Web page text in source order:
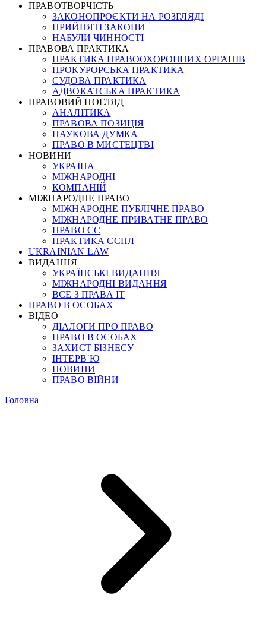
ПРАВОТВОРЧІСТЬ
ЗАКОНОПРОЄКТИ НА РОЗГЛЯДІ
ПРИЙНЯТІ ЗАКОНИ
НАБУЛИ ЧИННОСТІ
ПРАВОВА ПРАКТИКА
ПРАКТИКА ПРАВООХОРОННИХ ОРГАНІВ
ПРОКУРОРСЬКА ПРАКТИКА
СУДОВА ПРАКТИКА
АДВОКАТСЬКА ПРАКТИКА
ПРАВОВИЙ ПОГЛЯД
АНАЛІТИКА
ПРАВОВА ПОЗИЦІЯ
НАУКОВА ДУМКА
ПРАВО В МИСТЕЦТВІ
НОВИНИ
УКРАЇНА
МІЖНАРОДНІ
КОМПАНІЙ
МІЖНАРОДНЕ ПРАВО
МІЖНАРОДНЕ ПУБЛІЧНЕ ПРАВО
МІЖНАРОДНЕ ПРИВАТНЕ ПРАВО
ПРАВО ЄС
ПРАКТИКА ЄСПЛ
UKRAINIAN LAW
ВИДАННЯ
УКРАЇНСЬКІ ВИДАННЯ
МІЖНАРОДНІ ВИДАННЯ
ВСЕ З ПРАВА ІТ
ПРАВО В ОСОБАХ
ВІДЕО
ДІАЛОГИ ПРО ПРАВО
ПРАВО В ОСОБАХ
ЗАХИСТ БІЗНЕСУ
ІНТЕРВ`Ю
НОВИНИ
ПРАВО ВІЙНИ
Головна